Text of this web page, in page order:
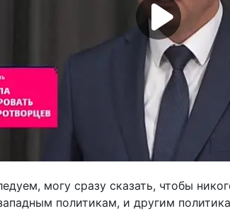
могу сразу сказать, чтобы
политикам, и другим